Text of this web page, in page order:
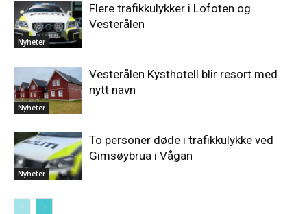
Nyheter
Flere trafikkulykker i Lofoten og
Vesterålen
Nyheter
Vesterålen Kysthotell blir resort med
nytt navn
Nyheter
To personer døde i trafikkulykke ved
Gimsøybrua i Vågan